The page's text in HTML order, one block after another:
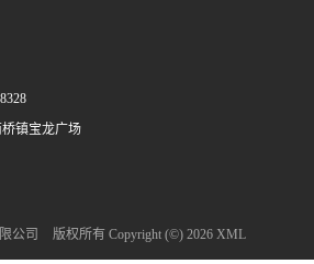
镇宝龙广场
公司 版权所有 Copyright (©) 2026 XML